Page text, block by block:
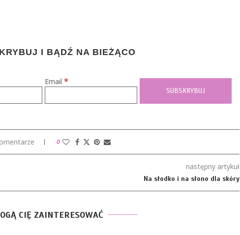
I BĄDŹ NA BIEŻĄCO
Email*
0
następny artykuł
Na słodko i na słono dla skóry
CIĘ ZAINTERESOWAĆ